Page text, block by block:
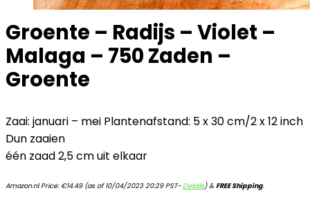
Groente – Radijs – Violet –
Malaga – 750 Zaden –
Groente
Zaai: januari – mei Plantenafstand: 5 x 30 cm/2 x 12 inch
Dun zaaien
één zaad 2,5 cm uit elkaar
Amazon.nl Price: €14.49(as of 10/04/2023 20:29 PST-Details)&FREE Shipping.